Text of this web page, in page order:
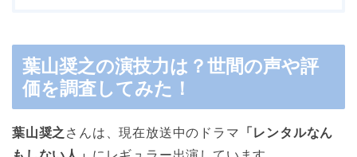
葉山奨之の演技力は？世間の声や評
価を調査してみた！
葉山奨之 さんは、現在放送中のドラマ 「レンタルなん